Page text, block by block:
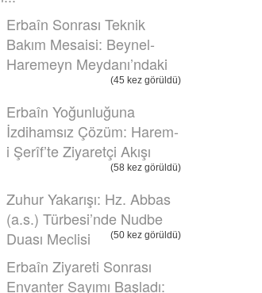
Erbaîn Sonrası Teknik
Bakım Mesaisi: Beynel-
Haremeyn Meydanı’ndaki
(45 kez görüldü)
Erbaîn Yoğunluğuna
İzdihamsız Çözüm: Harem-
i Şerîf’te Ziyaretçi Akışı
(58 kez görüldü)
Zuhur Yakarışı: Hz. Abbas
(a.s.) Türbesi’nde Nudbe
Duası Meclisi
(50 kez görüldü)
Erbaîn Ziyareti Sonrası
Envanter Sayımı Başladı: